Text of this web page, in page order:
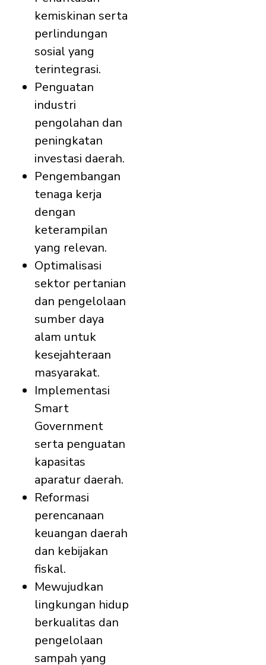
kemiskinan serta
perlindungan
sosial yang
terintegrasi.
Penguatan
industri
pengolahan dan
peningkatan
investasi daerah.
Pengembangan
tenaga kerja
dengan
keterampilan
yang relevan.
Optimalisasi
sektor pertanian
dan pengelolaan
sumber daya
alam untuk
kesejahteraan
masyarakat.
Implementasi
Smart
Government
serta penguatan
kapasitas
aparatur daerah.
Reformasi
perencanaan
keuangan daerah
dan kebijakan
fiskal.
Mewujudkan
lingkungan hidup
berkualitas dan
pengelolaan
sampah yang